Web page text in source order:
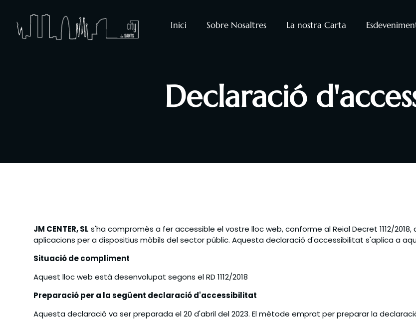
Inici Sobre Nosaltres La nostra Carta
Declaració
JM CENTER, SL s'ha compromès a fer accessible el vostre lloc web, conforme al Reial Decret 1112/
aplicacions per a dispositius mòbils del sector públic. Aquesta declaració d'accessibilitat s'aplica a
Situació de compliment
Aquest lloc web està desenvolupat segons el RD 1112/2018
Preparació per a la següent declaració d'accessibilitat
Aquesta declaració va ser preparada el 20 d'abril del 2023. El mètode emprat per preparar la